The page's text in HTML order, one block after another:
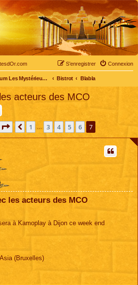
Connexion
S’enregistrer
Forum Les Mystérieuses Cités d'Or Bistrot Blabla
acteurs des MCO
Page sur
Précédente
1 3 4 5 6 7
les acteurs des MCO
à Kamoplay à Dijon ce week end
(Bruxelles)